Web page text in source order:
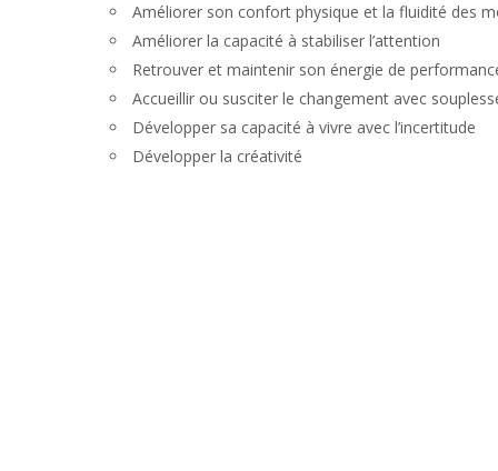
Améliorer son confort physique et la fluidité des
Améliorer la capacité à stabiliser l’attention
Retrouver et maintenir son énergie de
Accueillir ou susciter le changement avec
Développer sa capacité à vivre avec l’incertitude
Développer la créativité